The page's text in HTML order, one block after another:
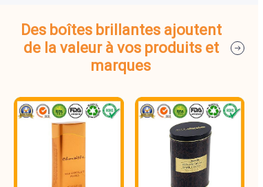
Des boîtes brillantes ajoutent
de la valeur à vos produits et
marques